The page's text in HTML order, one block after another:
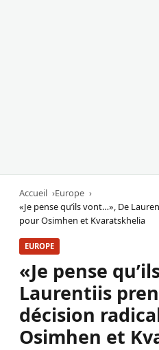
Accueil
Europe
«Je pense qu’ils vont…», De
pour Osimhen et Kvaratskhelia
EUROPE
«Je pense
Laurentiis
décision
Osimhen et